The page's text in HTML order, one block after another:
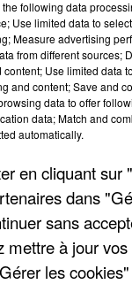
de
Ce même
du
the following data
Use limited data to
Measure advertising
from different
Use limited data
and content; Save and
data to offer
data; Match and
automatically.
en cliquant
dans
sans
mettre à jour
les